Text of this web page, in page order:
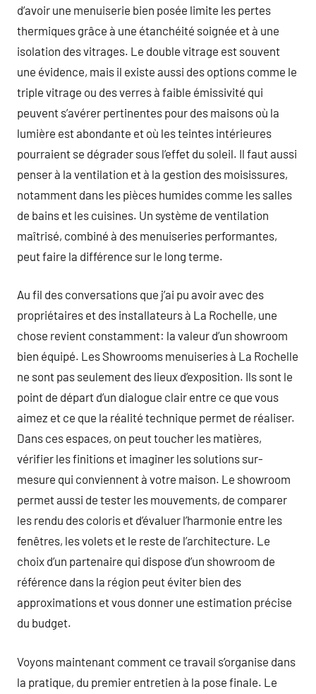
d’avoir une menuiserie bien posée limite les pertes
thermiques grâce à une étanchéité soignée et à une
isolation des vitrages. Le double vitrage est souvent
une évidence, mais il existe aussi des options comme le
triple vitrage ou des verres à faible émissivité qui
peuvent s’avérer pertinentes pour des maisons où la
lumière est abondante et où les teintes intérieures
pourraient se dégrader sous l’effet du soleil. Il faut aussi
penser à la ventilation et à la gestion des moisissures,
notamment dans les pièces humides comme les salles
de bains et les cuisines. Un système de ventilation
maîtrisé, combiné à des menuiseries performantes,
peut faire la différence sur le long terme.
Au fil des conversations que j’ai pu avoir avec des
propriétaires et des installateurs à La Rochelle, une
chose revient constamment: la valeur d’un showroom
bien équipé. Les Showrooms menuiseries à La Rochelle
ne sont pas seulement des lieux d’exposition. Ils sont le
point de départ d’un dialogue clair entre ce que vous
aimez et ce que la réalité technique permet de réaliser.
Dans ces espaces, on peut toucher les matières,
vérifier les finitions et imaginer les solutions sur-
mesure qui conviennent à votre maison. Le showroom
permet aussi de tester les mouvements, de comparer
les rendu des coloris et d’évaluer l’harmonie entre les
fenêtres, les volets et le reste de l’architecture. Le
choix d’un partenaire qui dispose d’un showroom de
référence dans la région peut éviter bien des
approximations et vous donner une estimation précise
du budget.
Voyons maintenant comment ce travail s’organise dans
la pratique, du premier entretien à la pose finale. Le